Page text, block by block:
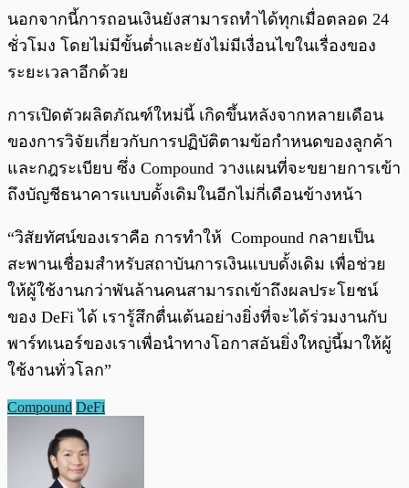
นอกจากนี้การถอนเงินยังสามารถทำได้ทุกเมื่อตลอด 24
ชั่วโมง โดยไม่มีขั้นต่ำและยังไม่มีเงื่อนไขในเรื่องของ
ระยะเวลาอีกด้วย
การเปิดตัวผลิตภัณฑ์ใหม่นี้ เกิดขึ้นหลังจากหลายเดือน
ของการวิจัยเกี่ยวกับการปฏิบัติตามข้อกำหนดของลูกค้า
และกฎระเบียบ ซึ่ง Compound วางแผนที่จะขยายการเข้า
ถึงบัญชีธนาคารแบบดั้งเดิมในอีกไม่กี่เดือนข้างหน้า
“วิสัยทัศน์ของเราคือ การทำให้ Compound กลายเป็น
สะพานเชื่อมสำหรับสถาบันการเงินแบบดั้งเดิม เพื่อช่วย
ให้ผู้ใช้งานกว่าพันล้านคนสามารถเข้าถึงผลประโยชน์
ของ DeFi ได้ เรารู้สึกตื่นเต้นอย่างยิ่งที่จะได้ร่วมงานกับ
พาร์ทเนอร์ของเราเพื่อนำทางโอกาสอันยิ่งใหญ่นี้มาให้ผู้
ใช้งานทั่วโลก”
Compound DeFi